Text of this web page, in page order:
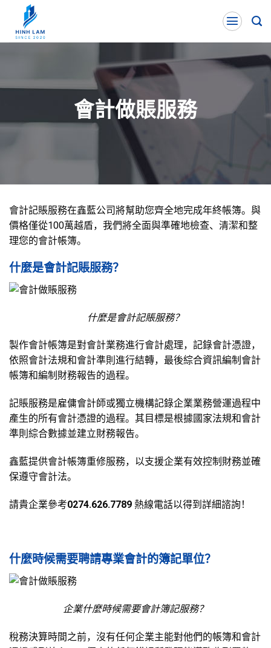
content
會計做賬服務
會計記賬服務在鑫藍公司將幫助您齊全地完成年終帳簿。與
價格僅從100萬越盾，我們將全面與準確地檢查、清潔和整
理您的會計帳簿。
什麼是會計記賬服務？
什麼是會計記賬服務？
製作會計帳簿是對會計業務進行會計處理，記錄會計憑證，
依照會計法規和會計準則進行結轉，最後綜合資訊編制會計
帳簿和編制財務報告的過程。
記賬服務是雇傭會計師或獨立機構記錄企業業務營運過程中
產生的所有會計憑證的過程。其目標是根據國家法規和會計
準則綜合數據並建立財務報告。
鑫藍提供會計帳簿重修服務，以支援企業有效控制財務並確
保遵守會計法。
請貴企業參考0274.626.7789 熱線電話以得到詳細諮詢！
什麼時候需要聘請專業會計的簿記單位？
企業什麼時候需要會計簿記服務？
稅務決算時間之前，沒有任何企業主能對他們的帳簿和會計